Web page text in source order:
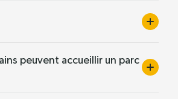
peuvent accueillir un parc